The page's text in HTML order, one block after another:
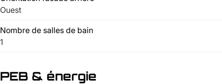
Ouest
Nombre de salles de bain
1
PEB & énergie